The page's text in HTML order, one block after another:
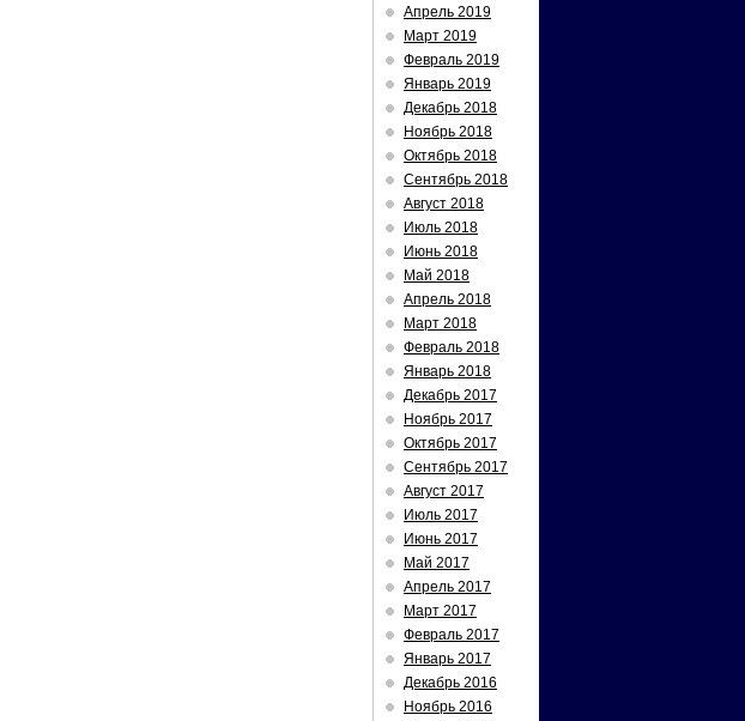
Апрель 2019
Март 2019
Февраль 2019
Январь 2019
Декабрь 2018
Ноябрь 2018
Октябрь 2018
Сентябрь 2018
Август 2018
Июль 2018
Июнь 2018
Май 2018
Апрель 2018
Март 2018
Февраль 2018
Январь 2018
Декабрь 2017
Ноябрь 2017
Октябрь 2017
Сентябрь 2017
Август 2017
Июль 2017
Июнь 2017
Май 2017
Апрель 2017
Март 2017
Февраль 2017
Январь 2017
Декабрь 2016
Ноябрь 2016